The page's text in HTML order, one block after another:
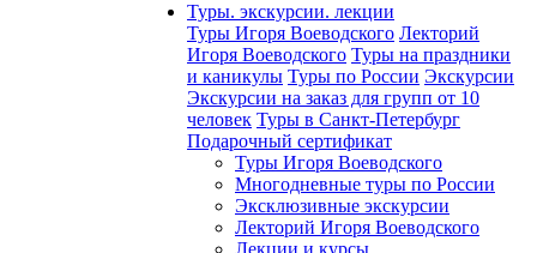
Туры. экскурсии. лекции
Туры Игоря Воеводского Лекторий
Игоря Воеводского Туры на праздники
и каникулы Туры по России Экскурсии
Экскурсии на заказ для групп от 10
человек Туры в Санкт-Петербург
Подарочный сертификат
Туры Игоря Воеводского
Многодневные туры по России
Эксклюзивные экскурсии
Лекторий Игоря Воеводского
Лекции и курсы